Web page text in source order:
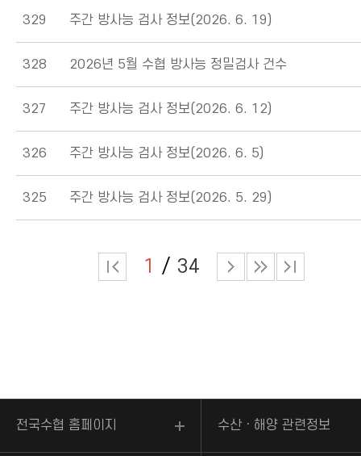
329 주간 방사능 검사 정보(2026. 6. 19)
328 2026년 5월 수협 방사능 정밀검사 건수
327 주간 방사능 검사 정보(2026. 6. 12)
326 주간 방사능 검사 정보(2026. 6. 5)
325 주간 방사능 검사 정보(2026. 5. 29)
1 34
전국수협 홈페이지 수산ㆍ해양 관련정보